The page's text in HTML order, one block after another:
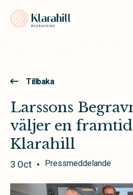
Tillbaka
Larssons
väljer en
Klarahill
3 Oct Pressmeddelande